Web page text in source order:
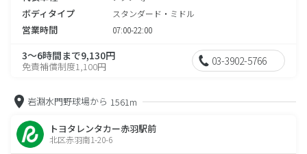
ボディタイプ スタンダード・ミドル
営業時間 07:00-22:00
3～6時間まで9,130円
免責補償制度1,100円 03-3902-5766
岩淵水門野球場から 1561m
トヨタレンタカー赤羽駅前
北区赤羽南1-20-6